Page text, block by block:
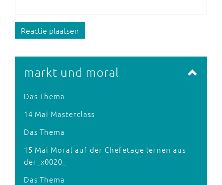
Reactie plaatsen
markt und moral
Das Thema
14 Mai Masterclass
Das Thema
15 Mai Moral auf der Chefetage lernen aus
der_x0020_
Das Thema